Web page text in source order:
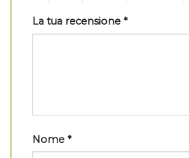
La tua recensione *
Nome *